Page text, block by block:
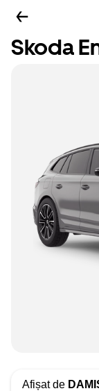
Skoda
Afișat de DAMIS